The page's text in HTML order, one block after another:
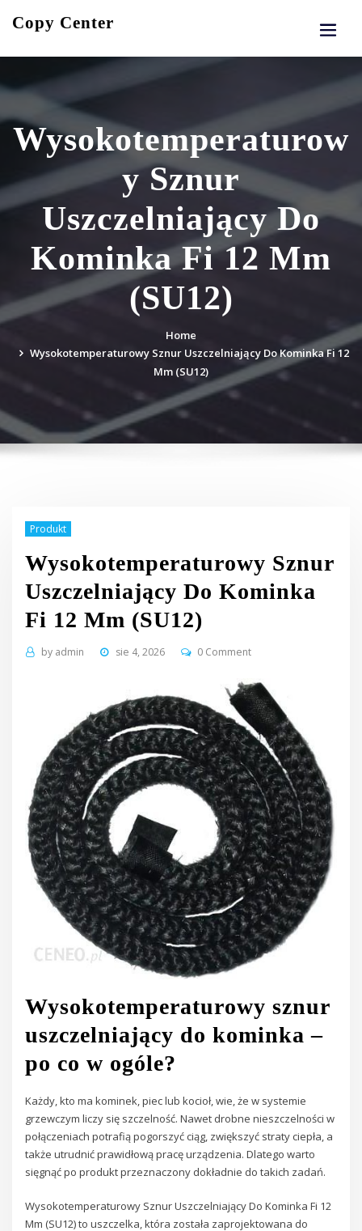
Copy Center
Wysokotemperaturow
y Sznur
Uszczelniający Do
Kominka Fi 12 Mm
(SU12)
Home
Wysokotemperaturowy Sznur Uszczelniający Do Kominka Fi 12
Mm (SU12)
Produkt
Wysokotemperaturowy Sznur
Uszczelniający Do Kominka
Fi 12 Mm (SU12)
by admin sie 4, 2026 0 Comment
Wysokotemperaturowy sznur
uszczelniający do kominka –
po co w ogóle?
Każdy, kto ma kominek, piec lub kocioł, wie, że w systemie
grzewczym liczy się szczelność. Nawet drobne nieszczelności w
połączeniach potrafią pogorszyć ciąg, zwiększyć straty ciepła, a
także utrudnić prawidłową pracę urządzenia. Dlatego warto
sięgnąć po produkt przeznaczony dokładnie do takich zadań.
Wysokotemperaturowy Sznur Uszczelniający Do Kominka Fi 12
Mm (SU12) to uszczelka, która została zaprojektowana do